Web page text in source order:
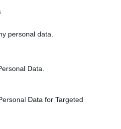
personal data.
Data.
Data for Targeted